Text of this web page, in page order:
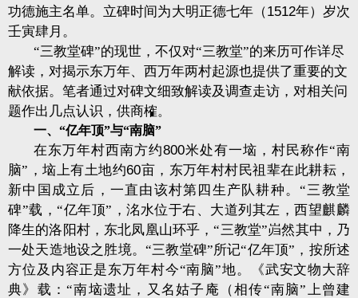
功德施主名单。 立碑时间为大明正德七年（1512年）岁次
壬寅肆月。
“三教堂碑”的现世，不仅对“三教堂”的来历可作详尽
解读，对揭示东万年、西万年两村起源也提供了重要的文
献依据。笔者通过对碑文细致解读及调查走访，对相关问
题作出几点认识，供商榷。
一、“亿年顶”与“南脑”
在东万年村西南方约800米处有一垴，村民称作“南
脑”，垴上有土地约60亩，东万年村村民祖辈在此耕耘，
新中国成立后，一直由该村第四生产队耕种。“三教堂
碑”载，“亿年顶”，洺水位于右、大道列其左，西望麒麟
降生的洛阳村，东北凤凰山环乎，“三教堂”岿然其中，乃
一处天造地设之胜境。“三教堂碑”所记“亿年顶”，按所述
方位及内容正是东万年村今“南脑”地。《武安文物大辞
典》载：“南垴遗址，又名姑子庵（相传“南脑”上曾建